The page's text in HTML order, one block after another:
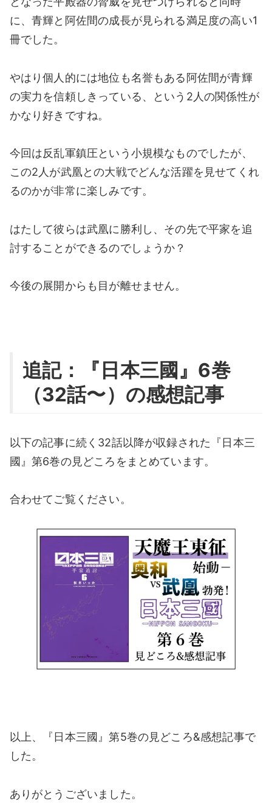
に、青輝と阿佐間の成長が見られる満足度の高い1
冊でした。
やはり個人的には地位も名誉もある阿佐間が青輝
の実力を信頼しきっている、という2人の関係性が
かなり好きですね。
今回は反乱軍鎮圧という小規模なものでしたが、
この2人が武凰との大戦でどんな活躍を見せてくれ
るのかが非常に楽しみです。
はたして彼らは武凰に勝利し、その先で平家を追
討することができるのでしょうか？
今後の展開からも目が離せません。
追記：『日本三國』6巻
（32話〜）の感想記事
以下の記事に続く32話以降が収録された『日本三
國』第6巻の見どころをまとめています。
合わせてご覧ください。
以上、『日本三國』第5巻の見どころ&感想記事で
した。
ありがとうございました。